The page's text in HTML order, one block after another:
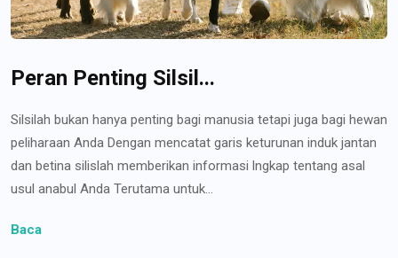
Peran Penting Silsil...
Silsilah bukan hanya penting bagi manusia tetapi juga bagi hewan
peliharaan Anda Dengan mencatat garis keturunan induk jantan
dan betina silislah memberikan informasi lngkap tentang asal
usul anabul Anda Terutama untuk...
Baca